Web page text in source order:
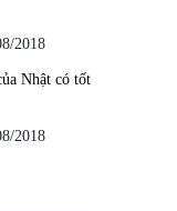
2018
Nhật có tốt
2018